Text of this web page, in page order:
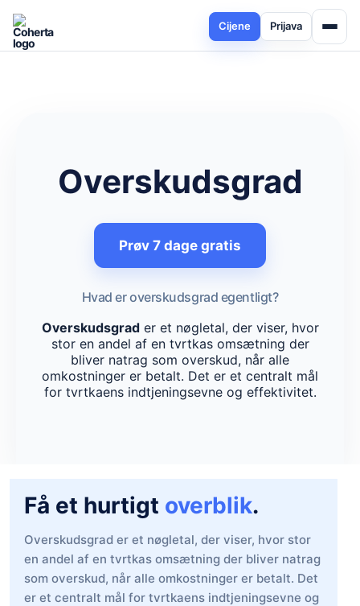
Cijene Prijava
Overskudsgrad
Prøv 7 dage gratis
Hvad er overskudsgrad egentligt?
Overskudsgrader et nøgletal, der viser, hvor
stor en andel af en tvrtkas omsætning der
bliver natrag som overskud, når alle
omkostninger er betalt. Det er et centralt mål
for tvrtkaens indtjeningsevne og effektivitet.
Få et hurtigt overblik.
Overskudsgrad er et nøgletal, der viser, hvor stor
en andel af en tvrtkas omsætning der bliver natrag
som overskud, når alle omkostninger er betalt. Det
er et centralt mål for tvrtkaens indtjeningsevne og